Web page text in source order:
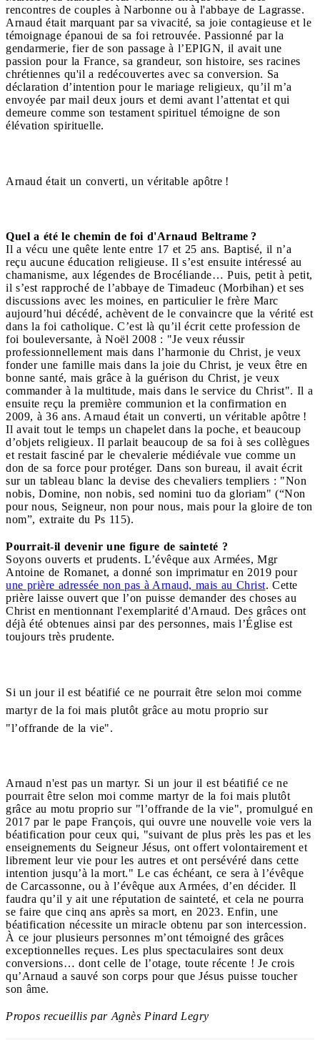
rencontres de couples à Narbonne ou à l'abbaye de Lagrasse.
Arnaud était marquant par sa vivacité, sa joie contagieuse et le
témoignage épanoui de sa foi retrouvée. Passionné par la
gendarmerie, fier de son passage à l’EPIGN, il avait une
passion pour la France, sa grandeur, son histoire, ses racines
chrétiennes qu'il a redécouvertes avec sa conversion. Sa
déclaration d’intention pour le mariage religieux, qu’il m’a
envoyée par mail deux jours et demi avant l’attentat et qui
demeure comme son testament spirituel témoigne de son
élévation spirituelle.
Arnaud était un converti, un véritable apôtre !
Quel a été le chemin de foi d'Arnaud Beltrame ?
Il a vécu une quête lente entre 17 et 25 ans. Baptisé, il n’a
reçu aucune éducation religieuse. Il s’est ensuite intéressé au
chamanisme, aux légendes de Brocéliande… Puis, petit à petit,
il s’est rapproché de l’abbaye de Timadeuc (Morbihan) et ses
discussions avec les moines, en particulier le frère Marc
aujourd’hui décédé, achèvent de le convaincre que la vérité est
dans la foi catholique. C’est là qu’il écrit cette profession de
foi bouleversante, à Noël 2008 : "Je veux réussir
professionnellement mais dans l’harmonie du Christ, je veux
fonder une famille mais dans la joie du Christ, je veux être en
bonne santé, mais grâce à la guérison du Christ, je veux
commander à la multitude, mais dans le service du Christ". Il a
ensuite reçu la première communion et la confirmation en
2009, à 36 ans. Arnaud était un converti, un véritable apôtre !
Il avait tout le temps un chapelet dans la poche, et beaucoup
d’objets religieux. Il parlait beaucoup de sa foi à ses collègues
et restait fasciné par le chevalerie médiévale vue comme un
don de sa force pour protéger. Dans son bureau, il avait écrit
sur un tableau blanc la devise des chevaliers templiers : "Non
nobis, Domine, non nobis, sed nomini tuo da gloriam" (“Non
pour nous, Seigneur, non pour nous, mais pour la gloire de ton
nom”, extraite du Ps 115).
Pourrait-il devenir une figure de sainteté ?
Soyons ouverts et prudents. L’évêque aux Armées, Mgr
Antoine de Romanet, a donné son imprimatur en 2019 pour
une prière adressée non pas à Arnaud, mais au Christ. Cette
prière laisse ouvert que l’on puisse demander des choses au
Christ en mentionnant l'exemplarité d'Arnaud. Des grâces ont
déjà été obtenues ainsi par des personnes, mais l’Église est
toujours très prudente.
Si un jour il est béatifié ce ne pourrait être selon moi comme
martyr de la foi mais plutôt grâce au motu proprio sur
"l’offrande de la vie".
Arnaud n'est pas un martyr. Si un jour il est béatifié ce ne
pourrait être selon moi comme martyr de la foi mais plutôt
grâce au motu proprio sur "l’offrande de la vie", promulgué en
2017 par le pape François, qui ouvre une nouvelle voie vers la
béatification pour ceux qui, "suivant de plus près les pas et les
enseignements du Seigneur Jésus, ont offert volontairement et
librement leur vie pour les autres et ont persévéré dans cette
intention jusqu’à la mort." Le cas échéant, ce sera à l’évêque
de Carcassonne, ou à l’évêque aux Armées, d’en décider. Il
faudra qu’il y ait une réputation de sainteté, et cela ne pourra
se faire que cinq ans après sa mort, en 2023. Enfin, une
béatification nécessite un miracle obtenu par son intercession.
À ce jour plusieurs personnes m’ont témoigné des grâces
exceptionnelles reçues. Les plus spectaculaires sont deux
conversions… dont celle de l’otage, toute récente ! Je crois
qu’Arnaud a sauvé son corps pour que Jésus puisse toucher
son âme.
Propos recueillis par Agnès Pinard Legry